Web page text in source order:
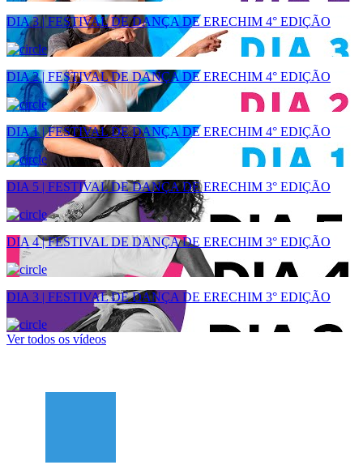
DIA 3 | FESTIVAL DE DANÇA DE ERECHIM 4° EDIÇÃO
DIA 2 | FESTIVAL DE DANÇA DE ERECHIM 4° EDIÇÃO
DIA 1 | FESTIVAL DE DANÇA DE ERECHIM 4° EDIÇÃO
DIA 5 | FESTIVAL DE DANÇA DE ERECHIM 3° EDIÇÃO
DIA 4 | FESTIVAL DE DANÇA DE ERECHIM 3° EDIÇÃO
DIA 3 | FESTIVAL DE DANÇA DE ERECHIM 3° EDIÇÃO
Ver todos os vídeos